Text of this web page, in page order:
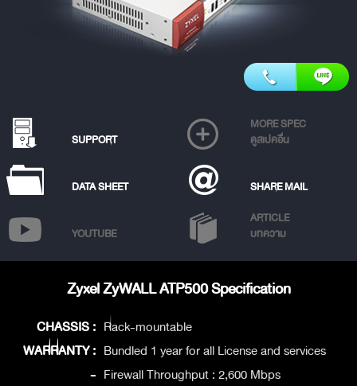
SUPPORT
MORE SPEC
ดูสเปคอื่น
DATA SHEET SHARE MAIL
YOUTUBE
ARTICLE
บทความ
Zyxel ZyWALL ATP500 Specification
CHASSIS : Rack-mountable
WARRANTY : Bundled 1 year for all License and services
- Firewall Throughput : 2,600 Mbps